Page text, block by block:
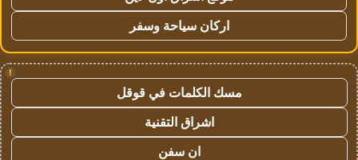
اركان سياحة وسفر
!
مسك الكلمات في قوقل
اشراق التقنية
ان سفن